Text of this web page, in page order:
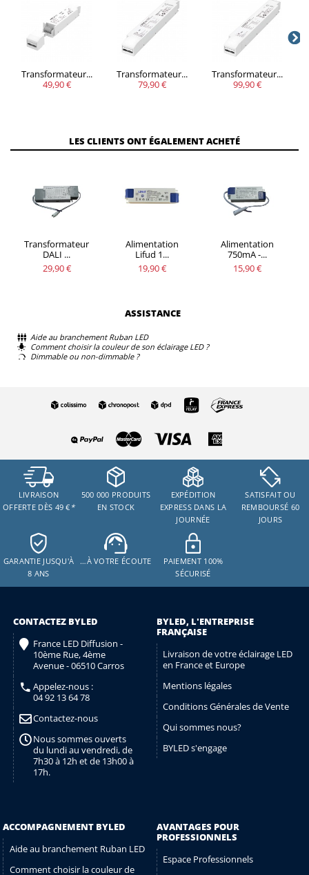
Transformateur...
49,90 €
Transformateur...
79,90 €
Transformateur...
99,90 €
LES CLIENTS ONT ÉGALEMENT ACHETÉ
Transformateur
DALI ...
29,90 €
Alimentation
Lifud 1...
19,90 €
Alimentation
750mA -...
15,90 €
ASSISTANCE
Aide au branchement Ruban LED
Comment choisir la couleur de son éclairage LED ?
Dimmable ou non-dimmable ?
LIVRAISON
OFFERTE DÈS 49 € *
500 000 PRODUITS
EN STOCK
EXPÉDITION
EXPRESS DANS LA
JOURNÉE
SATISFAIT OU
REMBOURSÉ 60
JOURS
GARANTIE JUSQU'À
8 ANS
…À VOTRE ÉCOUTE
PAIEMENT 100%
SÉCURISÉ
CONTACTEZ BYLED
France LED Diffusion -
10ème Rue, 4ème
Avenue - 06510 Carros
Appelez-nous :
04 92 13 64 78
Contactez-nous
Nous sommes ouverts
du lundi au vendredi, de
7h30 à 12h et de 13h00 à
17h.
BYLED, L'ENTREPRISE
FRANÇAISE
Livraison de votre éclairage LED
en France et Europe
Mentions légales
Conditions Générales de Vente
Qui sommes nous?
BYLED s'engage
ACCOMPAGNEMENT BYLED
Aide au branchement Ruban LED
Comment choisir la couleur de
AVANTAGES POUR
PROFESSIONNELS
Espace Professionnels